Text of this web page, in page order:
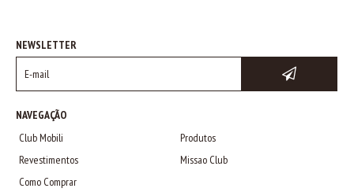
NEWSLETTER
NAVEGAÇÃO
Club Mobili
Produtos
Revestimentos
Missao Club
Como Comprar